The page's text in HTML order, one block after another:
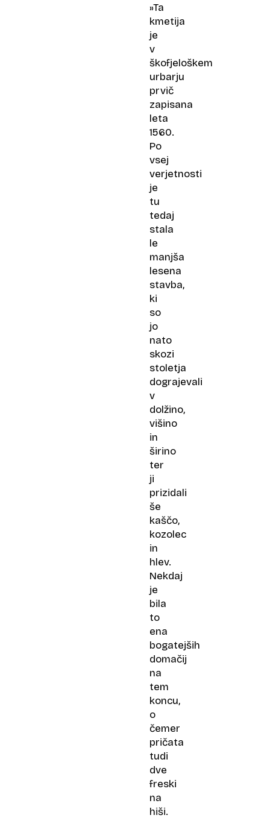
»Ta
kmetija
je
v
škofjeloškem
urbarju
prvič
zapisana
leta
1560.
Po
vsej
verjetnosti
je
tu
tedaj
stala
le
manjša
lesena
stavba,
ki
so
jo
nato
skozi
stoletja
dograjevali
v
dolžino,
višino
in
širino
ter
ji
prizidali
še
kaščo,
kozolec
in
hlev.
Nekdaj
je
bila
to
ena
bogatejših
domačij
na
tem
koncu,
o
čemer
pričata
tudi
dve
freski
na
hiši.